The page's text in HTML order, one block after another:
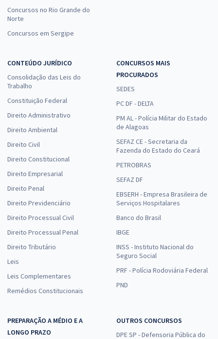
Concursos no Rio Grande do
Norte
Concursos em Sergipe
CONTEÚDO JURÍDICO
Consolidação das Leis do
Trabalho
Constituição Federal
Direito Administrativo
Direito Ambiental
Direito Civil
Direito Constitucional
Direito Empresarial
Direito Penal
Direito Previdenciário
Direito Processual Civil
Direito Processual Penal
Direito Tributário
Leis
Leis Complementares
Remédios Constitucionais
CONCURSOS MAIS
PROCURADOS
SEDES
PC DF - DELTA
PM AL - Polícia Militar do Estado
de Alagoas
SEFAZ CE - Secretaria da
Fazenda do Estado do Ceará
PETROBRAS
SEFAZ DF
EBSERH - Empresa Brasileira de
Serviços Hospitalares
Banco do Brasil
IBGE
INSS - Instituto Nacional do
Seguro Social
PRF - Polícia Rodoviária Federal
PND
PREPARAÇÃO A MÉDIO E A
LONGO PRAZO
OUTROS CONCURSOS
DPE SP - Defensoria Pública do